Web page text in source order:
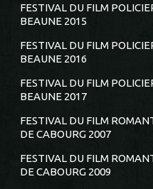
FESTIVAL DU FILM
BEAUNE 2015
FESTIVAL DU FILM
BEAUNE 2016
FESTIVAL DU FILM
BEAUNE 2017
FESTIVAL DU FILM
DE CABOURG 2007
FESTIVAL DU FILM
DE CABOURG 2009